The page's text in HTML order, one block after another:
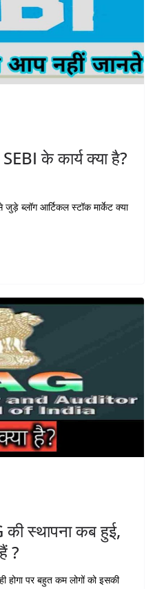
के कार्य क्या है?
ब्लॉग आर्टिकल स्टॉक मार्केट क्या
स्थापना कब हुई,
?
होगा पर बहुत कम लोगों को इसकी